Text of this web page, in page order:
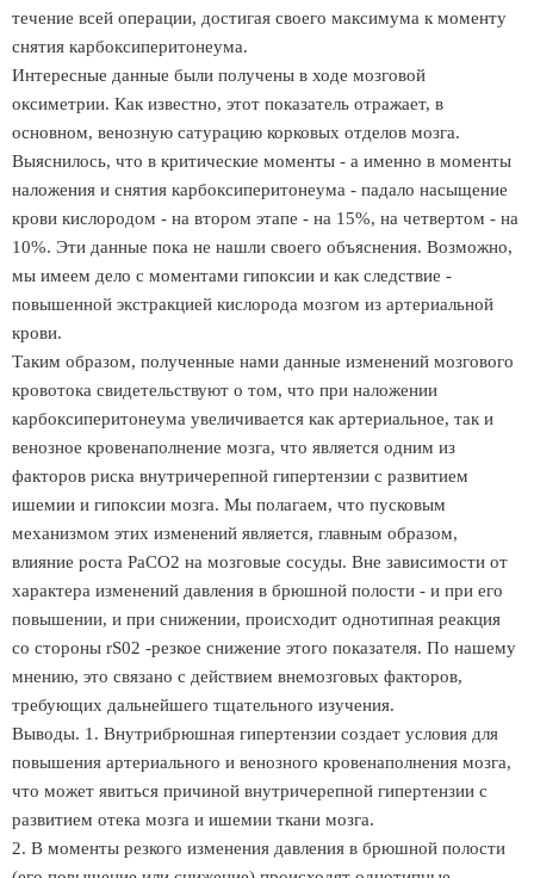
течение всей операции, достигая своего максимума к моменту
снятия карбоксиперитонеума.
Интересные данные были получены в ходе мозговой
оксиметрии. Как известно, этот показатель отражает, в
основном, венозную сатурацию корковых отделов мозга.
Выяснилось, что в критические моменты - а именно в моменты
наложения и снятия карбоксиперитонеума - падало насыщение
крови кислородом - на втором этапе - на 15%, на четвертом - на
10%. Эти данные пока не нашли своего объяснения. Возможно,
мы имеем дело с моментами гипоксии и как следствие -
повышенной экстракцией кислорода мозгом из артериальной
крови.
Таким образом, полученные нами данные изменений мозгового
кровотока свидетельствуют о том, что при наложении
карбоксиперитонеума увеличивается как артериальное, так и
венозное кровенаполнение мозга, что является одним из
факторов риска внутричерепной гипертензии с развитием
ишемии и гипоксии мозга. Мы полагаем, что пусковым
механизмом этих изменений является, главным образом,
влияние роста РаСО2 на мозговые сосуды. Вне зависимости от
характера изменений давления в брюшной полости - и при его
повышении, и при снижении, происходит однотипная реакция
со стороны rS02 -резкое снижение этого показателя. По нашему
мнению, это связано с действием внемозговых факторов,
требующих дальнейшего тщательного изучения.
Выводы. 1. Внутрибрюшная гипертензии создает условия для
повышения артериального и венозного кровенаполнения мозга,
что может явиться причиной внутричерепной гипертензии с
развитием отека мозга и ишемии ткани мозга.
2. В моменты резкого изменения давления в брюшной полости